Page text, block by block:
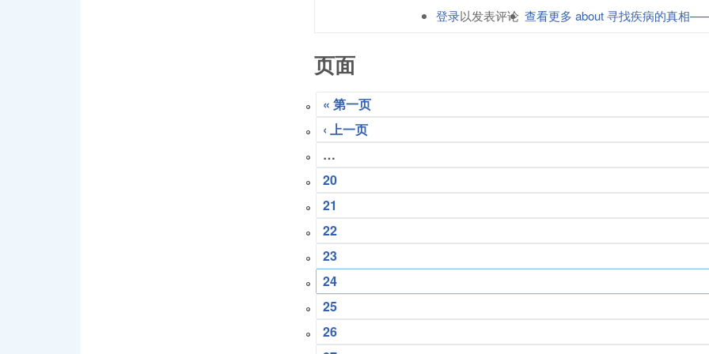
查看更多 about 寻找疾病的真相
登录以发表评论
页面
« 第一页
‹ 上一页
…
20
21
22
23
24
25
26